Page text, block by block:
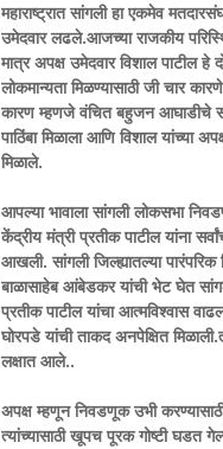
महाराष्ट्रात सांगली हा एकमेव
उमेदवार लढले.आजच्या राजकीय
मात्र अपक्ष उमेदवार विशाल पाटील हे
लोकमान्यता मिळण्यासाठी जी चार
कारण म्हणजे वंचित बहुजन आघाडीचे
पाठिंबा मिळाला आणि विशाल यांच्या
मिळाले.
आपल्या भावाला सांगली लोकसभा
केंद्रीय मंत्री प्रतीक पाटील यांना
आखली. सांगली जिल्ह्यातल्या
बाळासाहेब आंबेडकर यांची भेट घेत
प्रतीक पाटील यांचा आत्मविश्वास
घोरपडे यांची ताकद अनपेक्षित
लक्षात आले..
अपक्ष म्हणून निवडणूक उभी
त्यांच्यासाठी खूपच पूरक गोष्टी घडत